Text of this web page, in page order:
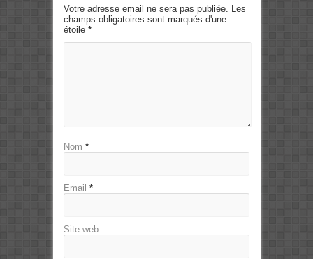
Votre adresse email ne sera pas publiée. Les
champs obligatoires sont marqués d'une
étoile *
Nom *
Email *
Site web